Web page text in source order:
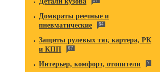
Домкраты реечные и
пневматические
64
Защиты рулевых тяг, картера, РК
и КПП
67
Интерьер, комфорт, отопители 7